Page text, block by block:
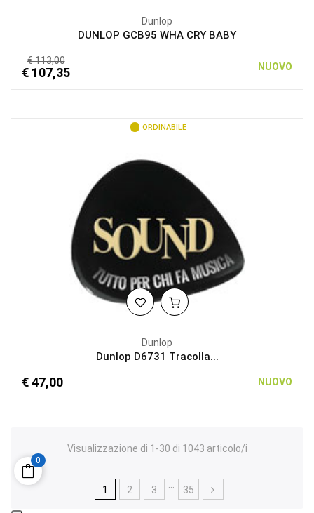
Dunlop
DUNLOP GCB95 WHA CRY BABY
€ 113,00
€ 107,35 NUOVO
ORDINABILE
Dunlop
Dunlop D6731 Tracolla...
€ 47,00 NUOVO
Visualizzazione di 1-30 di 1043 articolo/i
1 2 3 35
0